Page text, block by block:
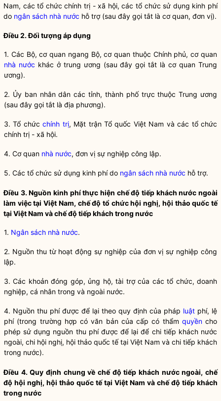
Nam, các tổ chứcchính trị - xã hội, các tổ chức sử dụng kinh phí
do ngân sách nhà nước hỗ trợ (sau đây gọi tắt là cơ quan, đơn vị).
Điều 2. Đối tượng áp dụng
1. Các Bộ, cơ quan ngang Bộ, cơ quan thuộc Chính phủ, cơ quan
nhà nước khác ở trung ương (sauđây gọi tắt là cơ quan Trung
ương).
2. Ủy ban nhân dân các tỉnh, thành phố trực thuộc Trung ương
(sau đây gọi tắt là địa phương).
3. Tổ chứcchính trị, Mặt trận Tổ quốc Việt Nam và các tổ chức
chính trị - xã hội.
4. Cơ quan nhà nước, đơn vị sự nghiệp công lập.
5. Các tổ chức sử dụng kinh phí do ngân sách nhà nước hỗ trợ.
Điều 3. Nguồn kinh phí thực hiện chế độ tiếp khách nước ngoài
làm việc tại Việt Nam, chế độ tổ chức hội nghị, hội thảo quốc tế
tại Việt Nam và chế độ tiếp khách trong nước
1. Ngân sách nhà nước.
2. Nguồn thu từ hoạt động sự nghiệp của đơn vị sự nghiệp công
lập.
3. Các khoản đóng góp, ủng hộ, tài trợ của các tổ chức, doanh
nghiệp, cá nhân trong và ngoài nước.
4. Nguồn thu phí được để lại theo quy định của pháp luật phí, lệ
phí (trong trường hợp có văn bản của cấp có thẩm quyềncho
phép sử dụng nguồn thu phí được để lại để chi tiếp khách nước
ngoài, chi hội nghị, hội thảo quốc tế tại Việt Nam và chi tiếp khách
trong nước).
Điều 4. Quy định chung về chế độ tiếp khách nước ngoài, chế
độ hội nghị, hội thảo quốc tế tại Việt Nam và chế độ tiếp khách
trong nước